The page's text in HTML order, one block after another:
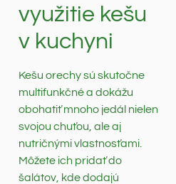
využitie kešu
v kuchyni
Kešu orechy sú skutočne
multifunkčné a dokážu
obohatiť mnoho jedál nielen
svojou chuťou, ale aj
nutričnými vlastnosťami.
Môžete ich pridať do
šalátov, kde dodajú